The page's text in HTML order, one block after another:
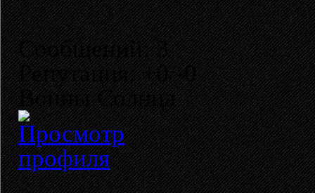
Сообщений: 3
Репутация: +0/-0
Воины Солнца